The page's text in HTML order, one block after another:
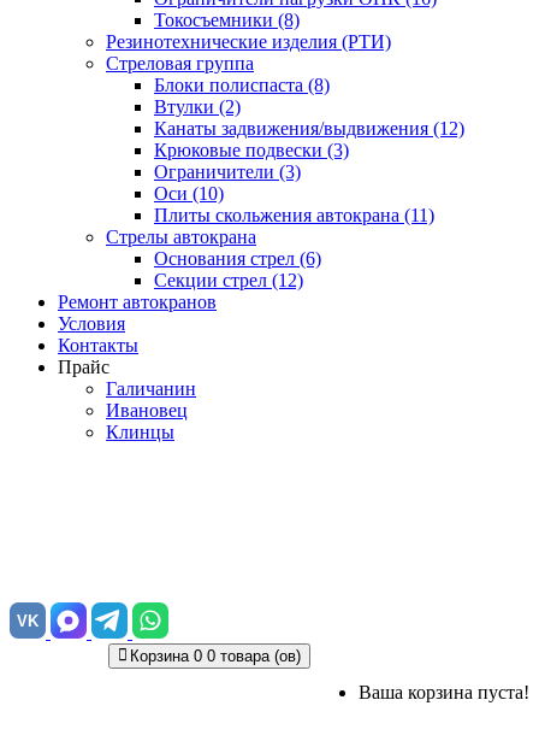
Токосъемники (8)
Резинотехнические изделия (РТИ)
Стреловая группа
Блоки полиспаста (8)
Втулки (2)
Канаты задвижения/выдвижения (12)
Крюковые подвески (3)
Ограничители (3)
Оси (10)
Плиты скольжения автокрана (11)
Стрелы автокрана
Основания стрел (6)
Секции стрел (12)
Ремонт автокранов
Условия
Контакты
Прайс
Галичанин
Ивановец
Клинцы
VK
Корзина 0 0 товара (ов)
Ваша корзина пуста!